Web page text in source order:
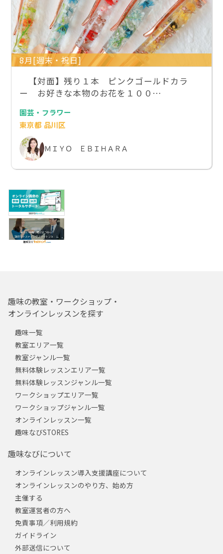
8月[週末・祝日]
【対面】残り１本 ピンクゴールドカラ
ー お好きな本物のお花を１００…
園芸・フラワー
東京都 品川区
ＭＩＹＯ ＥＢＩＨＡＲＡ
趣味の教室・ワークショップ・
オンラインレッスンを探す
趣味一覧
教室エリア一覧
教室ジャンル一覧
無料体験レッスンエリア一覧
無料体験レッスンジャンル一覧
ワークショップエリア一覧
ワークショップジャンル一覧
オンラインレッスン一覧
趣味なびSTORES
趣味なびについて
オンラインレッスン導入支援講座について
オンラインレッスンのやり方、始め方
主催する
教室運営者の方へ
免責事項／利用規約
ガイドライン
外部送信について